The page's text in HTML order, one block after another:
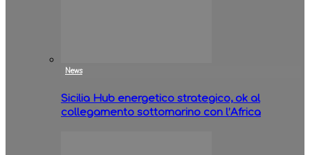
News
Sicilia Hub energetico strategico, ok al
collegamento sottomarino con l’Africa